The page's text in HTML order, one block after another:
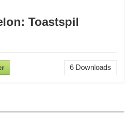
Toastspil
6Downloads